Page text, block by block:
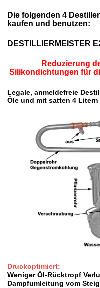
Die folgenden 4
kaufen und benutzen:
DESTILLIERMEISTER
Reduzierung
Silikondichtungen für
Legale, anmeldefreie
Öle und mit satten 4 Litern
Druckoptimiert:
Weniger Öl-Rücktropf
Dampfumleitung vom